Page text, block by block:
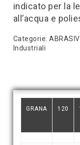
indicato per la
all’acqua e
Categorie:
Industriali
GRANA 120